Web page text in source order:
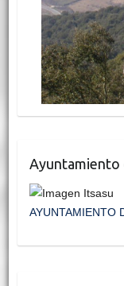
Ayuntamiento
AYUNTAMIENTO